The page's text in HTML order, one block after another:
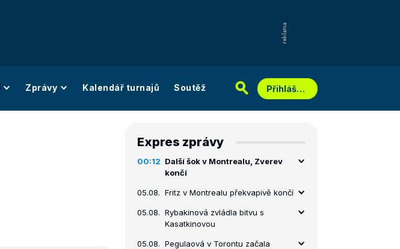
Zprávy Kalendář turnajů Soutěž Přihlášení
Expres zprávy
00:12 Další šok v Montrealu, Zverev
končí
05.08. Fritz v Montrealu překvapivě končí
05.08. Rybakinová zvládla bitvu s
Kasatkinovou
05.08. Pegulaová v Torontu začala